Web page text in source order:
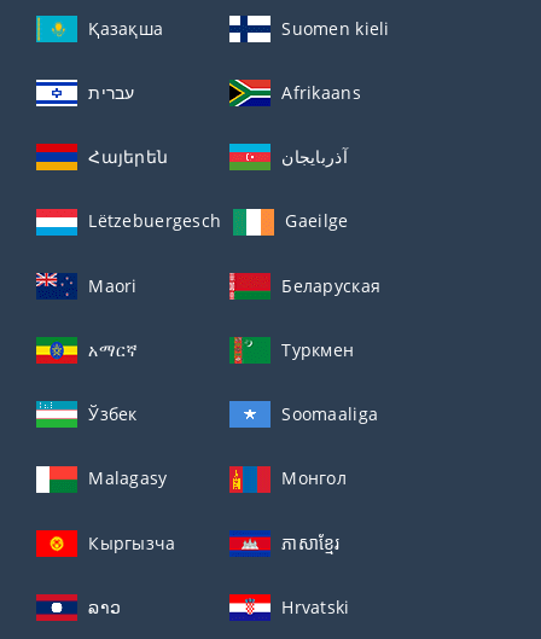
Қазақша Suomen kieli
עברית Afrikaans
Հայերեն آذربايجان
Lëtzebuergesch Gaeilge
Maori Беларуская
አማርኛ Туркмен
Ўзбек Soomaaliga
Malagasy Монгол
Кыргызча ភាសាខ្មែរ
ລາວ Hrvatski